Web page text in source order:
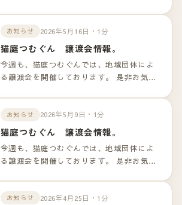
お知らせ 2026年5月16日・1分
猫庭つむぐん 譲渡会情報。
今週も、猫庭つむぐんでは、地域団体によ
る譲渡会を開催しております。 是非お気軽
ンクよりご確認下さいませ。
お知らせ 2026年5月9日・1分
猫庭つむぐん 譲渡会情報。
今週も、猫庭つむぐんでは、地域団体によ
る譲渡会を開催しております。 是非お気軽
お知らせ 2026年4月25日・1分